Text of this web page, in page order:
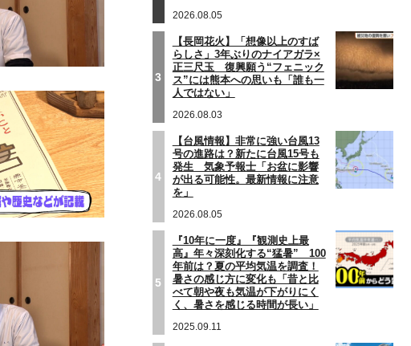
2026.08.05
3
【長岡花火】「想像以上のすば
らしさ」3年ぶりのナイアガラ×
正三尺玉 復興願う“フェニック
ス”には熊本への思いも「誰も一
人ではない」
2026.08.03
4
【台風情報】非常に強い台風13
号の進路は？新たに台風15号も
発生 気象予報士「お盆に影響
が出る可能性。最新情報に注意
を」
2026.08.05
5
『10年に一度』『観測史上最
高』年々深刻化する“猛暑” 100
年前は？夏の平均気温を調査！
暑さの感じ方に変化も「昔と比
べて朝や夜も気温が下がりにく
く、暑さを感じる時間が長い」
2025.09.11